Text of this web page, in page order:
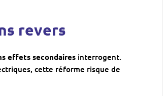
revers
effets secondaires interrogent.
cette réforme risque de